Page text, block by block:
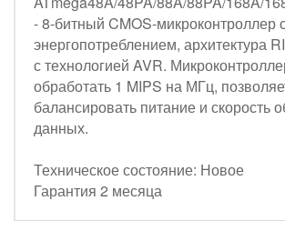
- 8-битный CMOS-микроконтроллер
энергопотреблением, архитектура
с технологией AVR.
обработать 1 MIPS на МГц,
балансировать питание и скорость
данных.
Техническое состояние: Новое
Гарантия 2 месяца